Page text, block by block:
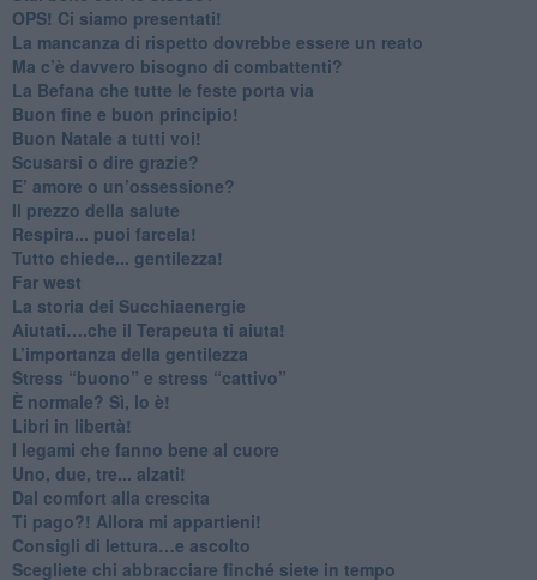
​OPS! Ci siamo presentati!
​La mancanza di rispetto dovrebbe essere un reato
​Ma c’è davvero bisogno di combattenti?
​La Befana che tutte le feste porta via
Buon fine e buon principio!
​Buon Natale a tutti voi!
​Scusarsi o dire grazie?
​E’ amore o un’ossessione?
​Il prezzo della salute
​Respira... puoi farcela!
​Tutto chiede... gentilezza!
​Far west
​La storia dei Succhiaenergie
​Aiutati….che il Terapeuta ti aiuta!
​L’importanza della gentilezza
​Stress “buono” e stress “cattivo”
​È normale? Sì, lo è!
​Libri in libertà!
​I legami che fanno bene al cuore
Uno, due, tre... alzati!​
​Dal comfort alla crescita
​Ti pago?! Allora mi appartieni!​
​Consigli di lettura…e ascolto
​Scegliete chi abbracciare finché siete in tempo